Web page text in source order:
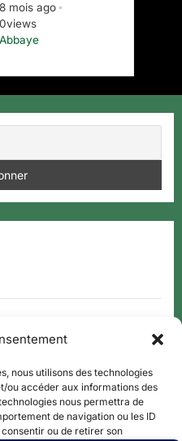
nous utilisons des technologies
ou accéder aux informations des
nous permettra de
de navigation ou les ID
ou de retirer son
8 mois ago •
0views
Abbaye